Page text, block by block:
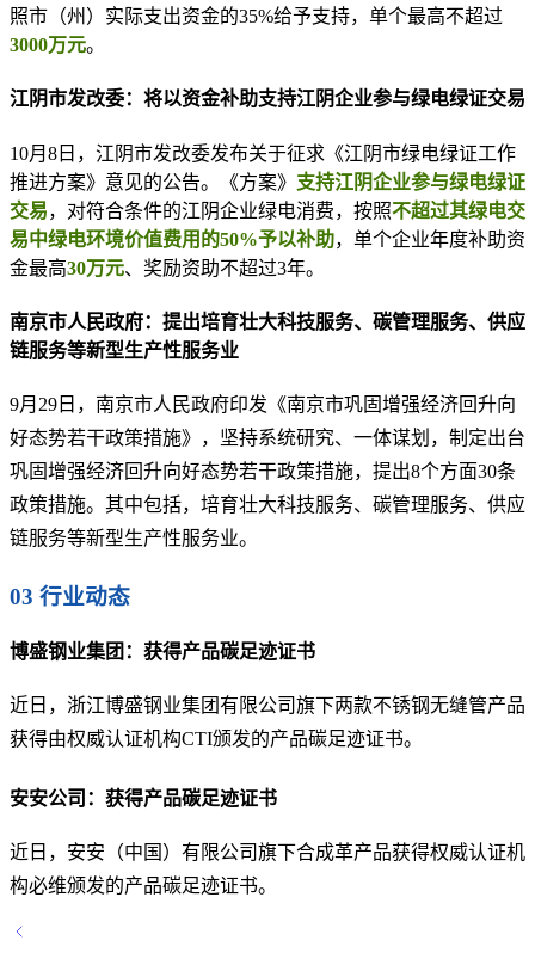
照市（州）实际支出资金的35%给予支持，单个最高不超过
3000万元。
江阴市发改委：将以资金补助支持江阴企业参与绿电绿证交易
10月8日，江阴市发改委发布关于征求《江阴市绿电绿证工作
推进方案》意见的公告。《方案》 支持江阴企业参与绿电绿证
交易，对符合条件的江阴企业绿电消费，按照不超过其绿电交
易中绿电环境价值费用的50%予以补助，单个企业年度补助资
金最高30万元、奖励资助不超过3年。
南京市人民政府：提出培育壮大科技服务、碳管理服务、供应
链服务等新型生产性服务业
9月29日，南京市人民政府印发《南京市巩固增强经济回升向
好态势若干政策措施》，坚持系统研究、一体谋划，制定出台
巩固增强经济回升向好态势若干政策措施，提出8个方面30条
政策措施。其中包括，培育壮大科技服务、碳管理服务、供应
链服务等新型生产性服务业。
03 行业动态
博盛钢业集团：获得产品碳足迹证书
近日，浙江博盛钢业集团有限公司旗下两款不锈钢无缝管产品
获得由权威认证机构CTI颁发的产品碳足迹证书。
安安公司：获得产品碳足迹证书
近日，安安（中国）有限公司旗下合成革产品获得权威认证机
构必维颁发的产品碳足迹证书。